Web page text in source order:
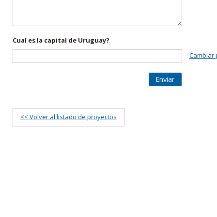
Cual es la capital de Uruguay?
Cambiar
Enviar
<< Volver al listado de proyectos